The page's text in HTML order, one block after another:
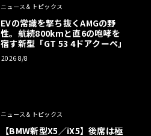
ニュース＆トピックス
EVの常識を撃ち抜くAMGの野
性。航続800kmと直6の咆哮を
宿す新型「GT 53 4ドアクーペ」
2026 8/8
ニュース＆トピックス
【BMW新型X5／iX5】後席は極